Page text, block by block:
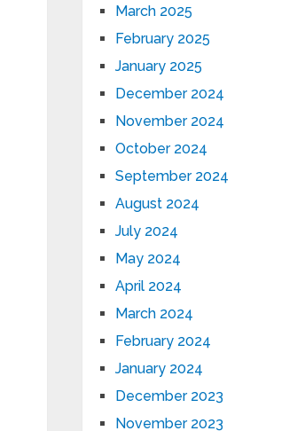
March 2025
February 2025
January 2025
December 2024
November 2024
October 2024
September 2024
August 2024
July 2024
May 2024
April 2024
March 2024
February 2024
January 2024
December 2023
November 2023